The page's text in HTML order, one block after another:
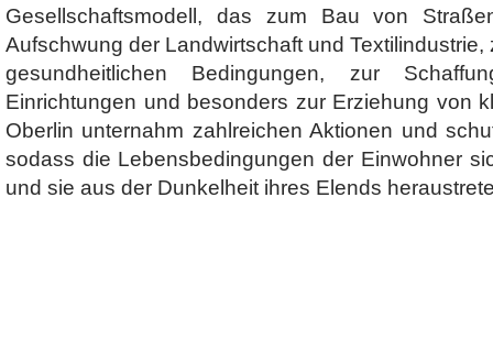
Gesellschaftsmodell, das zum Bau von
Aufschwung der Landwirtschaft und
gesundheitlichen Bedingungen, zur
Einrichtungen und besonders zur Erziehung von
Oberlin unternahm zahlreichen Aktionen und
sodass die Lebensbedingungen der Einwohner
und sie aus der Dunkelheit ihres Elends